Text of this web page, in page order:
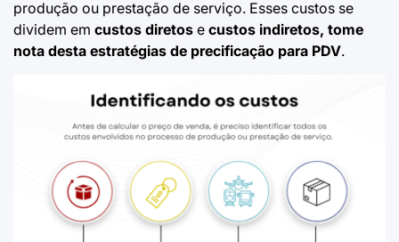
produção ou prestação de serviço. Esses custos se
dividem em custos diretos e custos indiretos, tome
nota desta estratégias de precificação para PDV.